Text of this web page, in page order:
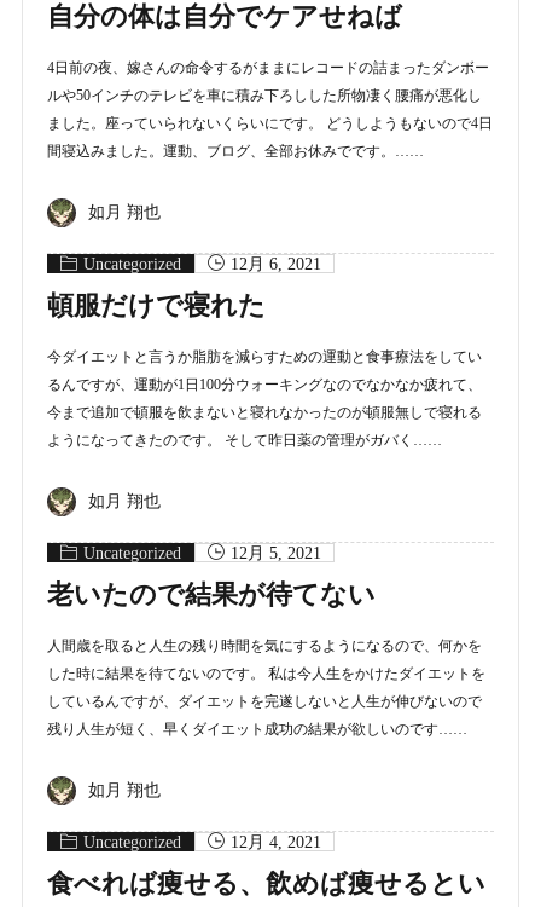
自分の体は自分でケアせねば
4日前の夜、嫁さんの命令するがままにレコードの詰まったダンボー
ルや50インチのテレビを車に積み下ろしした所物凄く腰痛が悪化し
ました。座っていられないくらいにです。 どうしようもないので4日
間寝込みました。運動、ブログ、全部お休みでです。……
如月 翔也
Uncategorized 12月 6, 2021
頓服だけで寝れた
今ダイエットと言うか脂肪を減らすための運動と食事療法をしてい
るんですが、運動が1日100分ウォーキングなのでなかなか疲れて、
今まで追加で頓服を飲まないと寝れなかったのが頓服無しで寝れる
ようになってきたのです。 そして昨日薬の管理がガバく……
如月 翔也
Uncategorized 12月 5, 2021
老いたので結果が待てない
人間歳を取ると人生の残り時間を気にするようになるので、何かを
した時に結果を待てないのです。 私は今人生をかけたダイエットを
しているんですが、ダイエットを完遂しないと人生が伸びないので
残り人生が短く、早くダイエット成功の結果が欲しいのです……
如月 翔也
Uncategorized 12月 4, 2021
食べれば痩せる、飲めば痩せるとい